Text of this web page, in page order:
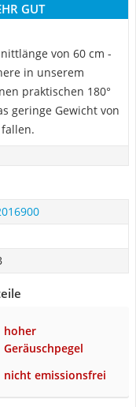
GUT
von 60 cm -
in unserem
praktischen 180°
geringe Gewicht von
hoher
Geräuschpegel
nicht emissionsfrei